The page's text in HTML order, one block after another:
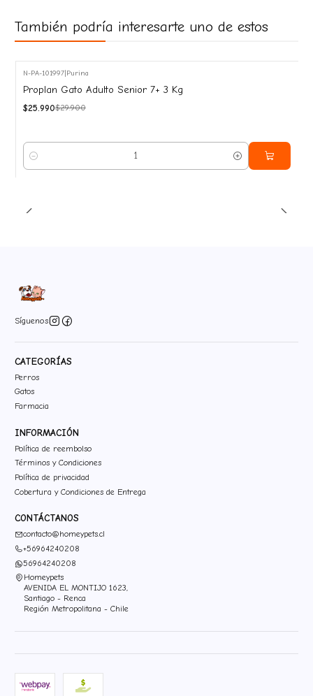
También podría interesarte uno de estos
-13%
OFF
N-PA-101997| Purina
Proplan Gato Adulto Senior 7+ 3 Kg
$25.990$29.900
Cantidad
Síguenos
CATEGORÍAS
Perros
Gatos
Farmacia
INFORMACIÓN
Política de reembolso
Términos y Condiciones
Política de privacidad
Cobertura y Condiciones de Entrega
CONTÁCTANOS
contacto@homeypets.cl
+56964240208
56964240208
Homeypets
AVENIDA EL MONTIJO 1623,
Santiago - Renca
Región Metropolitana - Chile